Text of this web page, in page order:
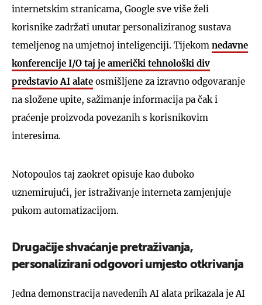
internetskim stranicama, Google sve više želi
korisnike zadržati unutar personaliziranog sustava
temeljenog na umjetnoj inteligenciji. Tijekom nedavne
konferencije I/O taj je američki tehnološki div
predstavio AI alate osmišljene za izravno odgovaranje
na složene upite, sažimanje informacija pa čak i
praćenje proizvoda povezanih s korisnikovim
interesima.
Notopoulos taj zaokret opisuje kao duboko
uznemirujući, jer istraživanje interneta zamjenjuje
pukom automatizacijom.
Drugačije shvaćanje pretraživanja,
personalizirani odgovori umjesto otkrivanja
Jedna demonstracija navedenih AI alata prikazala je AI